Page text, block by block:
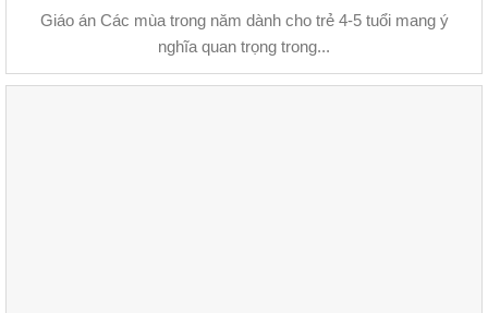
Giáo án Các mùa trong năm dành cho trẻ 4-5 tuổi mang ý
nghĩa quan trọng trong...